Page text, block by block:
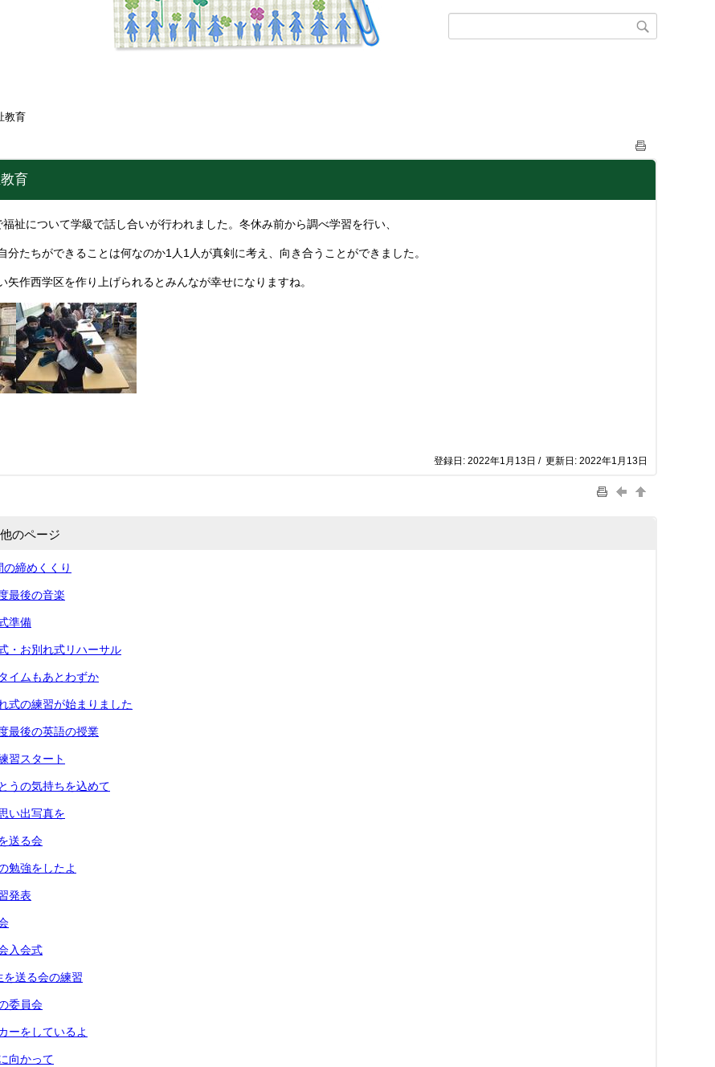
教育
育
祉について学級で話し合いが行われました。冬休み前から調べ学習を行い、
分たちができることは何なのか1人1人が真剣に考え、向き合うことができました。
矢作西学区を作り上げられるとみんなが幸せになりますね。
登録日: 2022年1月13日 / 更新日: 2022年1月13日
のページ
締めくくり
最後の音楽
準備
・お別れ式リハーサル
イムもあとわずか
式の練習が始まりました
最後の英語の授業
習スタート
うの気持ちを込めて
い出写真を
送る会
勉強をしたよ
発表
入会式
送る会の練習
委員会
ーをしているよ
向かって